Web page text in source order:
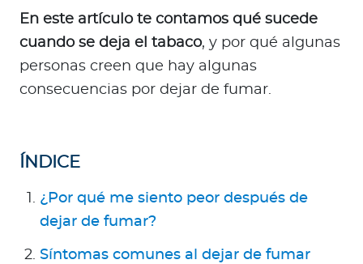
Ingresar a Mi Bupa
Para Clientes
Contáctanos
En este artículo te contamos qué sucede
cuando se deja el tabaco, y por qué algunas
personas creen que hay algunas
consecuencias por dejar de fumar.
ÍNDICE
¿Por qué me siento peor después de
dejar de fumar?
Síntomas comunes al dejar de fumar